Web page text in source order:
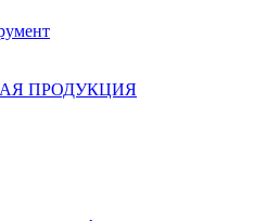
ПРОДУКЦИЯ